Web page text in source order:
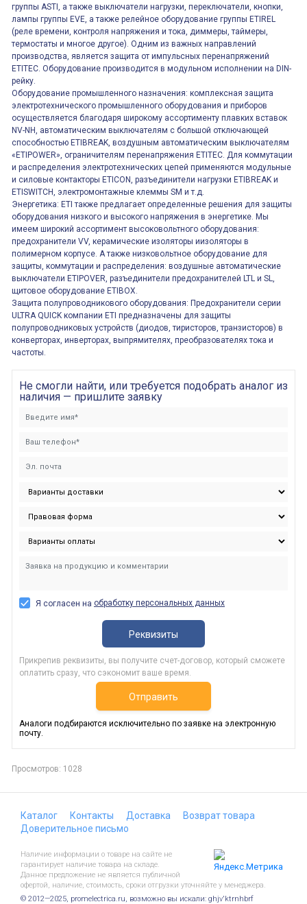
группы ASTI, а также выключатели нагрузки, переключатели, кнопки,
лампы группы EVE, а также релейное оборудование группы ETIREL
(реле времени, контроля напряжения и тока, диммеры, таймеры,
термостаты и многое другое). Одним из важных направлений
производства, является защита от импульсных перенапряжений
ETITEC. Оборудование производится в модульном исполнении на DIN-
рейку.
Оборудование промышленного назначения: комплексная защита
электротехнического промышленного оборудования и приборов
осуществляется благодаря широкому ассортименту плавких вставок
NV-NH, автоматическим выключателям с большой отключающей
способностью ETIBREAK, воздушным автоматическим выключателям
«ETIPOWER», ограничителям перенапряжения ETITEC. Для коммутации
и распределения электротехнических цепей применяются модульные
и силовые контакторы ETICON, разъединители нагрузки ETIBREAK и
ETISWITCH, электромонтажные клеммы SM и т.д.
Энергетика: ETI также предлагает определенные решения для защиты
оборудования низкого и высокого напряжения в энергетике. Мы
имеем широкий ассортимент высоковольтного оборудования:
предохранители VV, керамические изоляторы иизоляторы в
полимерном корпусе. А также низковольтное оборудование для
защиты, коммутации и распределения: воздушные автоматические
выключатели ETIPOVER, разъединители предохранителей LTL и SL,
щитовое оборудование ETIBOX.
Защита полупроводникового оборудования: Предохранители серии
ULTRA QUICK компании ETI предназначены для защиты
полупроводниковых устройств (диодов, тиристоров, транзисторов) в
конверторах, инверторах, выпрямителях, преобразователях тока и
частоты.
Не смогли найти, или требуется подобрать аналог из
наличия — пришлите заявку
Я согласен на обработку персональных данных
Реквизиты
Прикрепив реквизиты, вы получите счет-договор, который сможете
оплатить сразу, что сэкономит ваше время.
Отправить
Аналоги подбираются исключительно по заявке на электронную
почту.
Просмотров: 1028
Каталог Контакты Доставка
Возврат товара
Доверительное письмо
Наличие информации о товаре на сайте не
гарантирует наличие товара на складе.
Данное предложение не является публичной
офертой, наличие, стоимость, сроки отгрузки уточняйте у менеджера.
© 2012—2025, promelectrica.ru, возможно вы искали: ghjv'ktrnhbrf